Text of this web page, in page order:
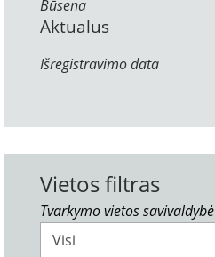
Būsena
Aktualus
Išregistravimo data
Vietos filtras
Tvarkymo vietos savivaldybė
Visi